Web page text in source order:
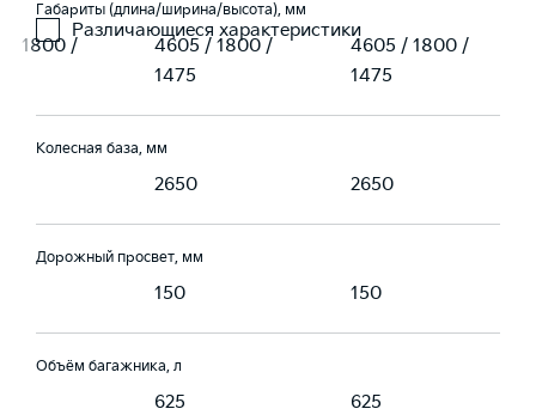
Различающиеся характеристики
Габариты (длина/ширина/высота), мм
/ 1800 /
4605 / 1800 /
1475
4605 / 1800 /
1475
Колесная база, мм
2650 2650
Дорожный просвет, мм
150 150
Объём багажника, л
625 625